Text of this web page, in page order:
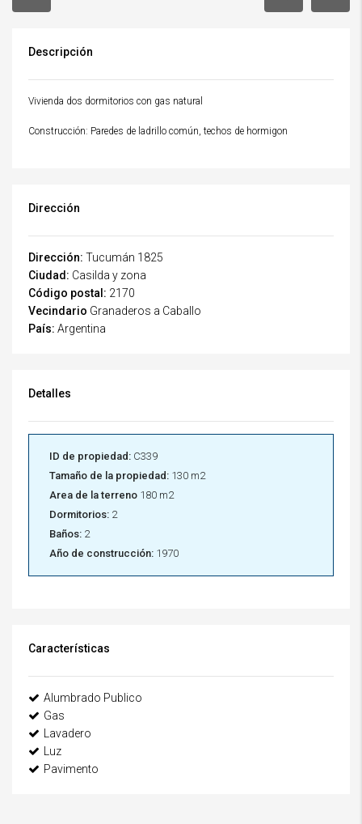
Descripción
Vivienda dos dormitorios con gas natural
Construcción: Paredes de ladrillo común, techos de hormigon
Dirección
Dirección: Tucumán 1825
Ciudad: Casilda y zona
Código postal: 2170
Vecindario Granaderos a Caballo
País: Argentina
Detalles
ID de propiedad: C339
Tamaño de la propiedad: 130 m2
Area de la terreno 180 m2
Dormitorios: 2
Baños: 2
Año de construcción: 1970
Características
Alumbrado Publico
Gas
Lavadero
Luz
Pavimento